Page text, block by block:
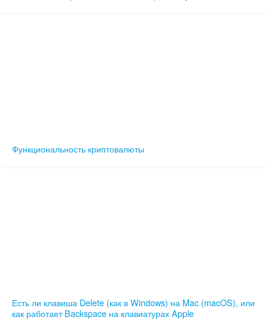
Функциональность криптовалюты
Есть ли клавиша Delete (как в Windows) на Mac (macOS), или
как работает Backspace на клавиатурах Apple